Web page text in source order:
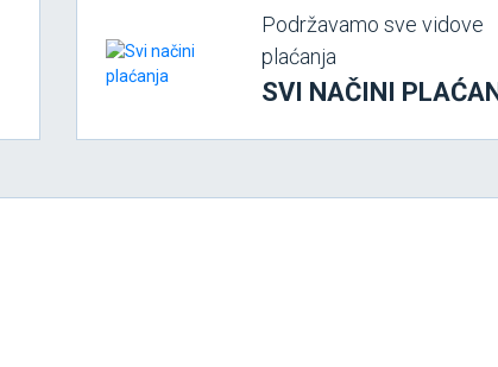
Podržavamo sve vidove
plaćanja
SVI NAČINI